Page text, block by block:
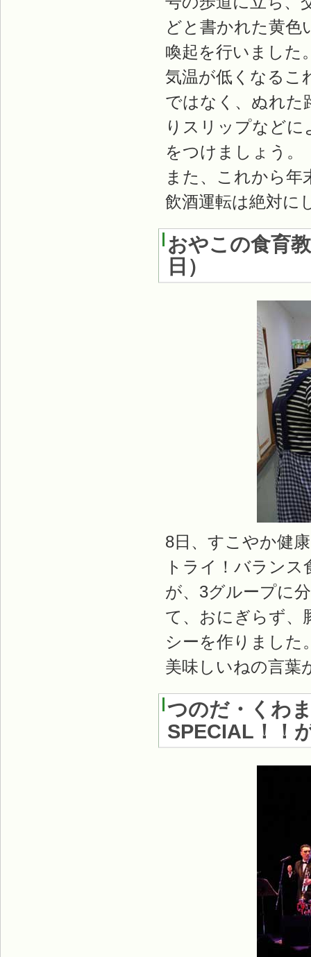
どと書かれた黄色
喚起を行いました
気温が低くなるこ
ではなく、ぬれた
りスリップなど
をつけましょう。
また、これから
飲酒運転は絶対に
おやこの食育
日 ）
8日、すこやか健
トライ！バラン
が、3グループに
て、おにぎらず、
シーを作りました
美味しいねの言葉
つのだ・くわ
SPECIAL！！